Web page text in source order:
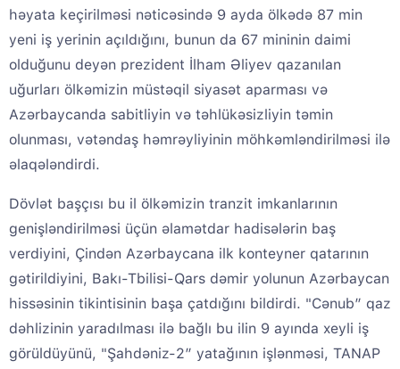
həyata keçirilməsi nəticəsində 9 ayda ölkədə 87 min
yeni iş yerinin açıldığını, bunun da 67 mininin daimi
olduğunu deyən prezident İlham Əliyev qazanılan
uğurları ölkəmizin müstəqil siyasət aparması və
Azərbaycanda sabitliyin və təhlükəsizliyin təmin
olunması, vətəndaş həmrəyliyinin möhkəmləndirilməsi ilə
əlaqələndirdi.
Dövlət başçısı bu il ölkəmizin tranzit imkanlarının
genişləndirilməsi üçün əlamətdar hadisələrin baş
verdiyini, Çindən Azərbaycana ilk konteyner qatarının
gətirildiyini, Bakı-Tbilisi-Qars dəmir yolunun Azərbaycan
hissəsinin tikintisinin başa çatdığını bildirdi. "Cənub” qaz
dəhlizinin yaradılması ilə bağlı bu ilin 9 ayında xeyli iş
görüldüyünü, "Şahdəniz-2” yatağının işlənməsi, TANAP